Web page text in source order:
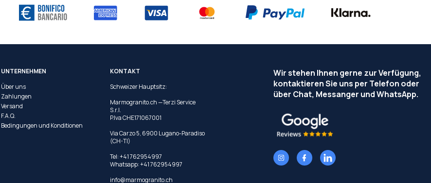
UNTERNEHMEN
Über uns
Zahlungen
Versand
F.A.Q.
Bedingungen und Konditionen
KONTAKT
Schweizer Hauptsitz:
Marmogranito.ch —Terzi Service
S.r.l.
P.Iva CHE171067001
Via Carzo 5, 6900 Lugano-Paradiso
(CH-TI)
Tel: +41 762954997
Whatsapp:+41 762954997
info@marmogranito.ch
Wir stehen Ihnen gerne zur Verfügung,
kontaktieren Sie uns per Telefon oder
über Chat, Messanger und WhatsApp.